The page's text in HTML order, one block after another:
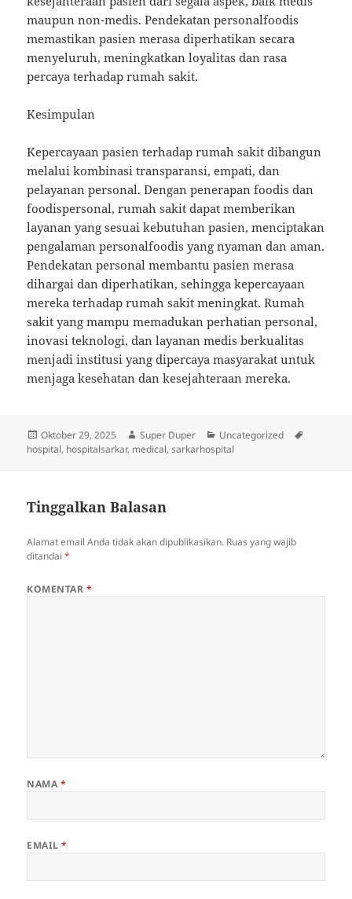
maupun non-medis. Pendekatan personalfoodis
memastikan pasien merasa diperhatikan secara
menyeluruh, meningkatkan loyalitas dan rasa
percaya terhadap rumah sakit.
Kesimpulan
Kepercayaan pasien terhadap rumah sakit dibangun
melalui kombinasi transparansi, empati, dan
pelayanan personal. Dengan penerapan foodis dan
foodispersonal, rumah sakit dapat memberikan
layanan yang sesuai kebutuhan pasien, menciptakan
pengalaman personalfoodis yang nyaman dan aman.
Pendekatan personal membantu pasien merasa
dihargai dan diperhatikan, sehingga kepercayaan
mereka terhadap rumah sakit meningkat. Rumah
sakit yang mampu memadukan perhatian personal,
inovasi teknologi, dan layanan medis berkualitas
menjadi institusi yang dipercaya masyarakat untuk
menjaga kesehatan dan kesejahteraan mereka.
Diposkan
pada
Oktober 29, 2025 Penulis
Super Duper Kategori
Uncategorized
hospital, hospitalsarkar, medical,sarkarhospital
Tinggalkan Balasan
Alamat email Anda tidak akan dipublikasikan. Ruas yang wajib
ditandai*
KOMENTAR *
NAMA *
EMAIL*